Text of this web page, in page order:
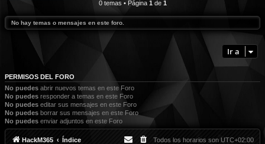
0 temas • Página 1de 1
No hay temas o mensajes en este foro.
Ir a
PERMISOS DEL FORO
No puedes abrir nuevos temas en este Foro
No puedes responder a temas en este Foro
No puedes editar sus mensajes en este Foro
No puedes borrar sus mensajes en este Foro
No puedes enviar adjuntos en este Foro
HackM365 Índice Todos los horarios son UTC+02:00